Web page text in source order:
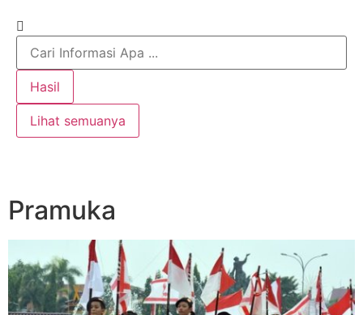
Hasil
Lihat semuanya
Pramuka